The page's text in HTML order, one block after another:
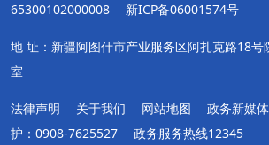
65300102000008
新ICP备06001574号
地 址：新疆阿图什市产业服务区阿扎克路18号
室
法律声明 关于我们 网站地图 政务新媒
护：0908-7625527
政务服务热线12345